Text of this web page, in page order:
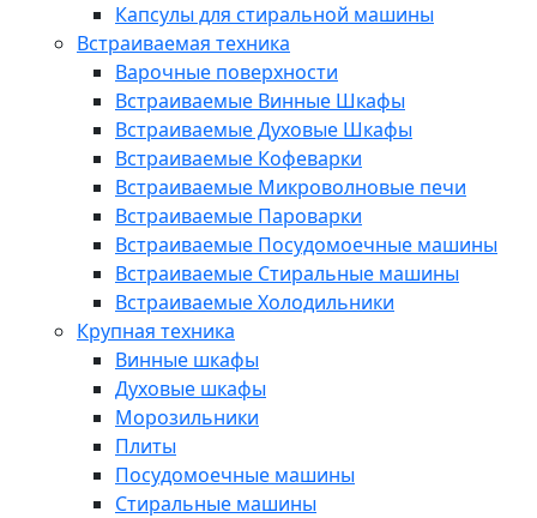
Капсулы для стиральной машины
Встраиваемая техника
Варочные поверхности
Встраиваемые Винные Шкафы
Встраиваемые Духовые Шкафы
Встраиваемые Кофеварки
Встраиваемые Микроволновые печи
Встраиваемые Пароварки
Встраиваемые Посудомоечные машины
Встраиваемые Стиральные машины
Встраиваемые Холодильники
Крупная техника
Винные шкафы
Духовые шкафы
Морозильники
Плиты
Посудомоечные машины
Стиральные машины